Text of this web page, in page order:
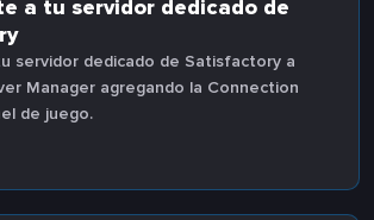
a tu servidor dedicado de
servidor dedicado de Satisfactory a
Manager agregando la Connection
de juego.